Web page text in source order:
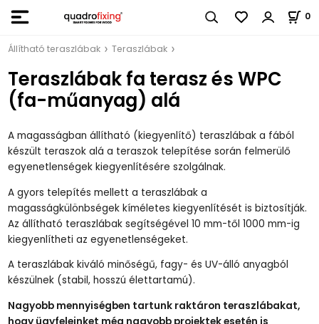
0
Állítható teraszlábak Teraszlábak
Teraszlábak fa terasz és WPC
(fa-műanyag) alá
A magasságban állítható (kiegyenlítő) teraszlábak a fából
készült teraszok alá a teraszok telepítése során felmerülő
egyenetlenségek kiegyenlítésére szolgálnak.
A gyors telepítés mellett a teraszlábak a
magasságkülönbségek kíméletes kiegyenlítését is biztosítják.
Az állítható teraszlábak segítségével 10 mm-től 1000 mm-ig
kiegyenlítheti az egyenetlenségeket.
A teraszlábak kiváló minőségű, fagy- és UV-álló anyagból
készülnek (stabil, hosszú élettartamú).
Nagyobb mennyiségben tartunk raktáron teraszlábakat,